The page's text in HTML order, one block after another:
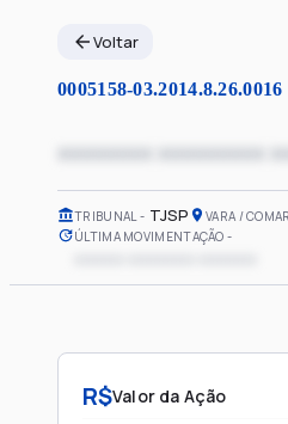
Voltar
0005158-03.2014.8.26.0016
xxxxxxxx xxxxxxxxx
TRIBUNAL TJSP VARA /
ÚLTIMA MOVIMENTAÇÃO
R$Valor da Ação